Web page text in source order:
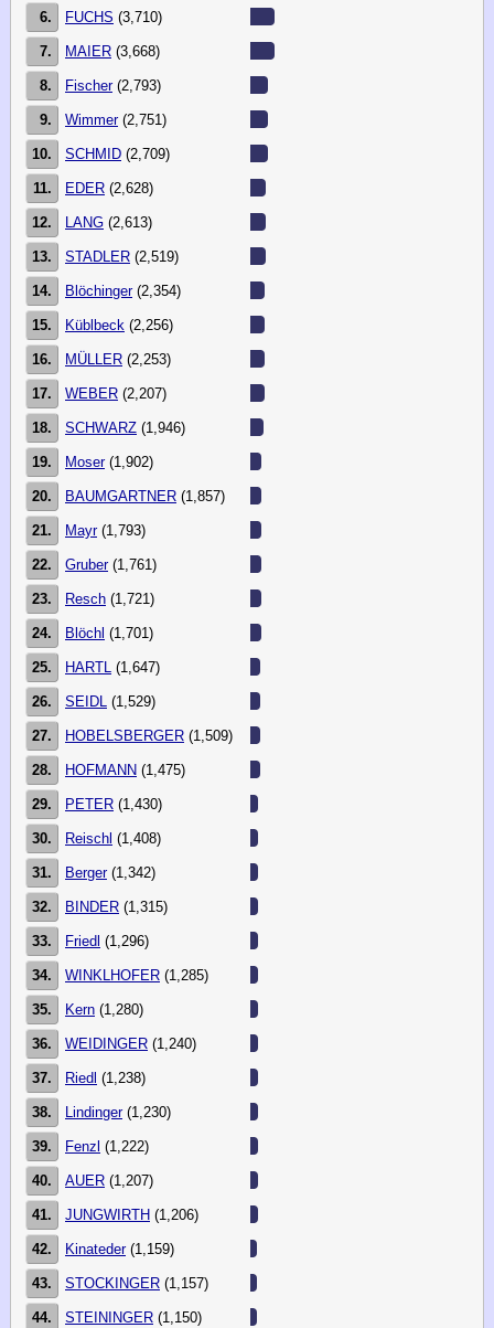
6. FUCHS (3,710)
7. MAIER (3,668)
8. Fischer(2,793)
9. Wimmer(2,751)
10. SCHMID (2,709)
11. EDER (2,628)
12. LANG (2,613)
13. STADLER (2,519)
14. Blöchinger(2,354)
15. Küblbeck (2,256)
16. MÜLLER (2,253)
17. WEBER (2,207)
18. SCHWARZ (1,946)
19. Moser(1,902)
20. BAUMGARTNER (1,857)
21. Mayr(1,793)
22. Gruber(1,761)
23. Resch (1,721)
24. Blöchl (1,701)
25. HARTL (1,647)
26. SEIDL (1,529)
27. HOBELSBERGER (1,509)
28. HOFMANN (1,475)
29. PETER (1,430)
30. Reischl (1,408)
31. Berger(1,342)
32. BINDER (1,315)
33. Friedl (1,296)
34. WINKLHOFER (1,285)
35. Kern (1,280)
36. WEIDINGER (1,240)
37. Riedl (1,238)
38. Lindinger(1,230)
39. Fenzl (1,222)
40. AUER (1,207)
41. JUNGWIRTH (1,206)
42. Kinateder(1,159)
43. STOCKINGER (1,157)
44. STEININGER (1,150)